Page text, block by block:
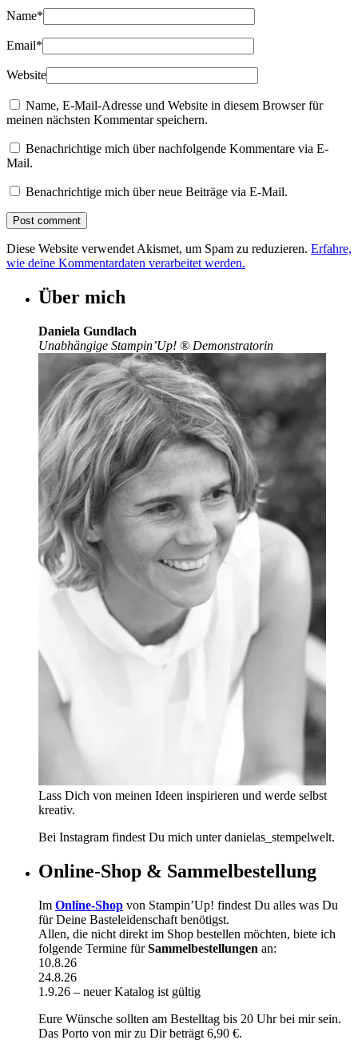
Name*
Email*
Website
Name, E-Mail-Adresse und Website in diesem Browser für
meinen nächsten Kommentar speichern.
Benachrichtige mich über nachfolgende Kommentare via E-
Mail.
Benachrichtige mich über neue Beiträge via E-Mail.
Diese Website verwendet Akismet, um Spam zu reduzieren. Erfahre,
wie deine Kommentardaten verarbeitet werden.
Über mich
Daniela Gundlach
Unabhängige Stampin’Up! ® Demonstratorin
Lass Dich von meinen Ideen inspirieren und werde selbst
kreativ.
Bei Instagram findest Du mich unter danielas_stempelwelt.
Online-Shop & Sammelbestellung
Im Online-Shop von Stampin’Up! findest Du alles was Du
für Deine Basteleidenschaft benötigst.
Allen, die nicht direkt im Shop bestellen möchten, biete ich
folgende Termine fürSammelbestellungen an:
10.8.26
24.8.26
1.9.26 – neuer Katalog ist gültig
Eure Wünsche sollten am Bestelltag bis 20 Uhr bei mir sein.
Das Porto von mir zu Dir beträgt 6,90 €.